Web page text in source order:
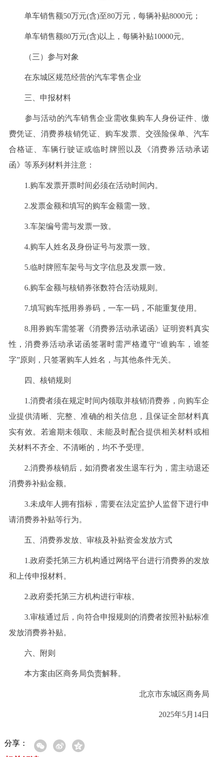
单车销售额50万元(含)至80万元，每辆补贴8000元；
单车销售额80万元(含)以上，每辆补贴10000元。
（三）参与对象
在东城区规范经营的汽车零售企业
三、申报材料
参与活动的汽车销售企业需收集购车人身份证件、缴
费凭证、消费券核销凭证、购车发票、交强险保单、汽车
合格证、车辆行驶证或临时牌照以及《消费券活动承诺
函》等系列材料并注意：
1.购车发票开票时间必须在活动时间内。
2.发票金额和填写的购车金额需一致。
3.车架编号需与发票一致。
4.购车人姓名及身份证号与发票一致。
5.临时牌照车架号与文字信息及发票一致。
6.购车金额与核销券张数符合活动规则。
7.填写购车抵用券券码，一车一码，不能重复使用。
8.用券购车需签署《消费券活动承诺函》证明资料真实
性，消费券活动承诺函签署时需严格遵守“谁购车，谁签
字”原则，只签署购车人姓名，与其他条件无关。
四、核销规则
1.消费者须在规定时间内领取并核销消费券，向购车企
业提供清晰、完整、准确的相关信息，且保证全部材料真
实有效。若逾期未领取、未能及时配合提供相关材料或相
关材料不齐全、不清晰的，均不予受理。
2.消费券核销后，如消费者发生退车行为，需主动退还
消费券补贴金额。
3.未成年人拥有指标，需要在法定监护人监督下进行申
请消费券补贴等行为。
五、消费券发放、审核及补贴资金发放方式
1.政府委托第三方机构通过网络平台进行消费券的发放
和上传申报材料。
2.政府委托第三方机构进行审核。
3.审核通过后，向符合申报规则的消费者按照补贴标准
发放消费券补贴。
六、附则
本方案由区商务局负责解释。
北京市东城区商务局
2025年5月14日
分享：